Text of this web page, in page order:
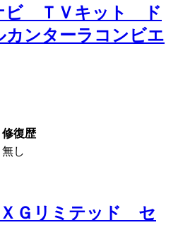
ビ ＴＶキット ド
ンターラコンビエ
修復歴
無し
Ｇリミテッド セ